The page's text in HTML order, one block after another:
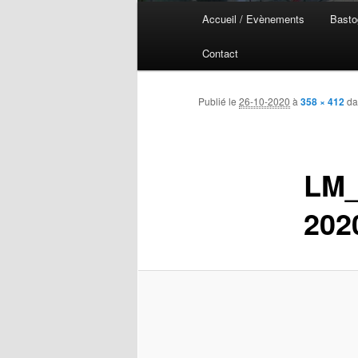
Aller
au
contenu
Aller
au
contenu
Accueil / Evènements
Contact
Publié le 26-10-2020 à 358 × 412